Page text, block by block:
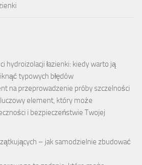
hydroizolacji łazienki: kiedy warto ją
typowych błędów
na przeprowadzenie próby szczelności
element, który może
i bezpieczeństwie Twojej
– jak samodzielnie zbudować